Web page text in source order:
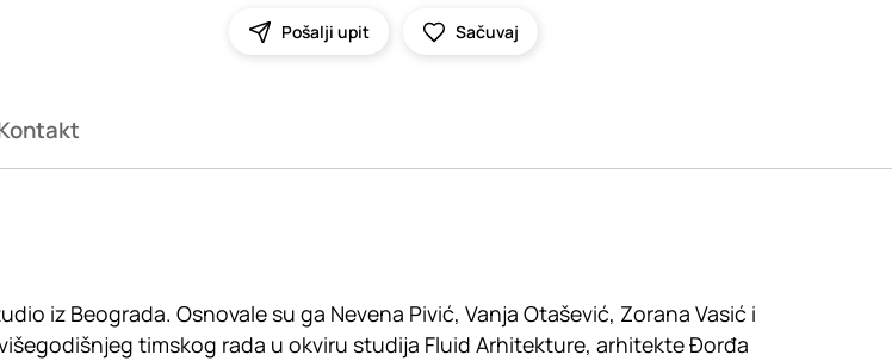
Pošalji upit Sačuvaj
iz Beograda. Osnovale su ga Nevena Pivić, Vanja Otašević, Zorana Vasić i
timskog rada u okviru studija Fluid Arhitekture, arhitekte Đorđa